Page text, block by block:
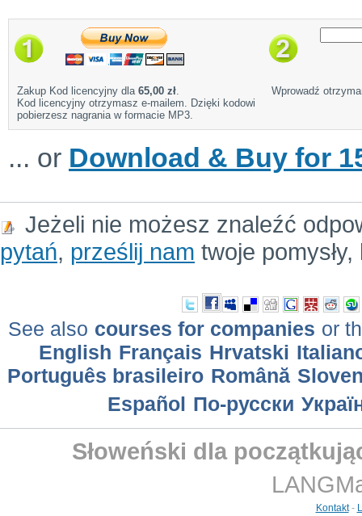
Zakup Kod licencyjny dla 65,00 zł.
Kod licencyjny otrzymasz e-mailem. Dzięki kodowi
pobierzesz nagrania w formacie MP3.
Wprowadź
... or Download & Buy for
Jeżeli nie możesz znaleźć
pytań, prześlij nam twoje
See also courses for companies or
English Français Hrvatski
Português brasileiro Română
Еspañol По-русски
Słoweński dla
Kontakt-